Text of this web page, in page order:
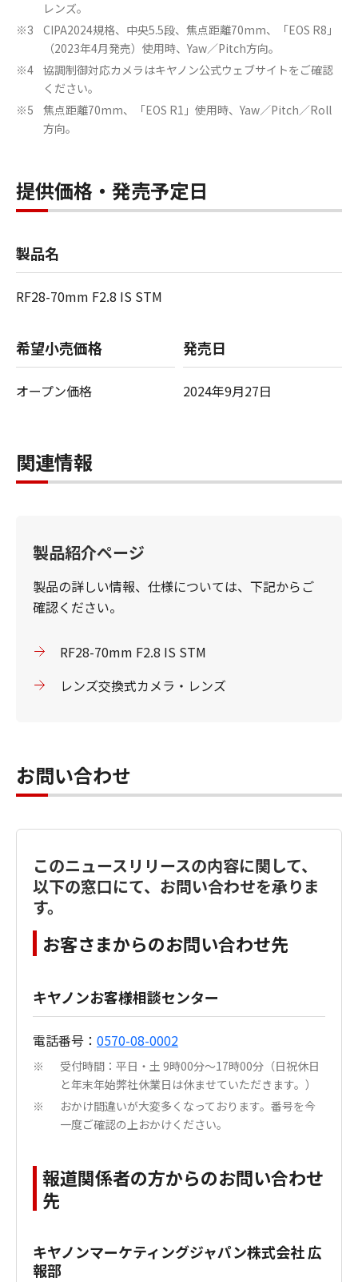
レンズ。
※3
CIPA2024規格、中央5.5段、焦点距離70mm、「EOS R8」
（2023年4月発売）使用時、Yaw／Pitch方向。
※4
協調制御対応カメラはキヤノン公式ウェブサイトをご確認
ください。
※5
焦点距離70mm、「EOS R1」使用時、Yaw／Pitch／Roll
方向。
提供価格・発売予定日
製品名
RF28-70mm F2.8 IS STM
希望小売価格
オープン価格
発売日
2024年9月27日
関連情報
製品紹介ページ
製品の詳しい情報、仕様については、下記からご
確認ください。
RF28-70mm F2.8 IS STM
レンズ交換式カメラ・レンズ
お問い合わせ
このニュースリリースの内容に関して、
以下の窓口にて、お問い合わせを承りま
す。
お客さまからのお問い合わせ先
キヤノンお客様相談センター
電話番号： 0570-08-0002
※
受付時間：平日・土 9時00分～17時00分（日祝休日
と年末年始弊社休業日は休ませていただきます。）
※
おかけ間違いが大変多くなっております。番号を今
一度ご確認の上おかけください。
報道関係者の方からのお問い合わせ
先
キヤノンマーケティングジャパン株式会社 広
報部